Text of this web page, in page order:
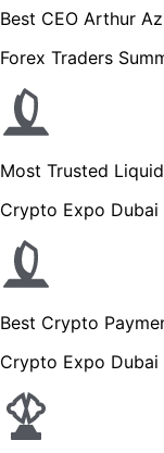
Best CEO Arthur
Forex Traders
Most Trusted
Crypto Expo Dubai
Best Crypto
Crypto Expo Dubai